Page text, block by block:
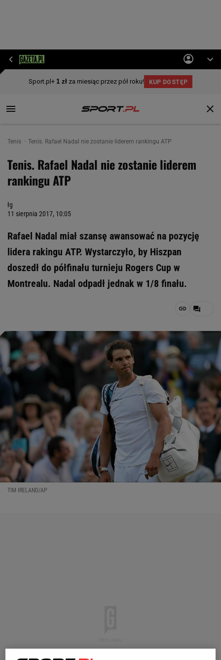
Tenis Tenis. Rafael Nadal nie zostanie liderem rankingu ATP
Tenis. Rafael Nadal nie zostanie liderem
rankingu ATP
łg
11 sierpnia 2017, 10:05
Rafael Nadal miał szansę awansować na pozycję
lidera rakingu ATP. Wystarczyło, by Hiszpan
doszedł do półfinału turnieju Rogers Cup w
Montrealu. Nadal odpadł jednak w 1/8 finału.
TIM IRELAND/AP